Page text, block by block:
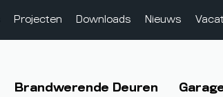
Projecten Downloads Nieuws
Brandwerende Deuren